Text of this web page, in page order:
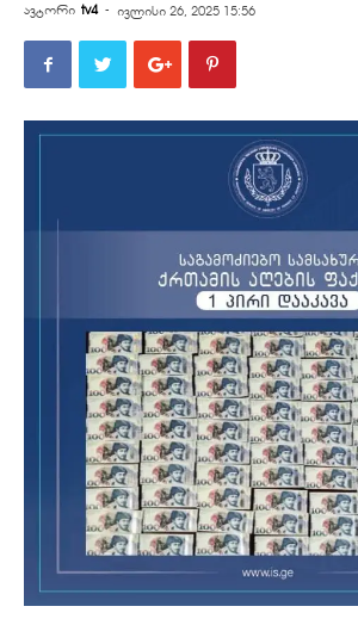
ავტორი tv4 - ივლისი 26, 2025 15:56